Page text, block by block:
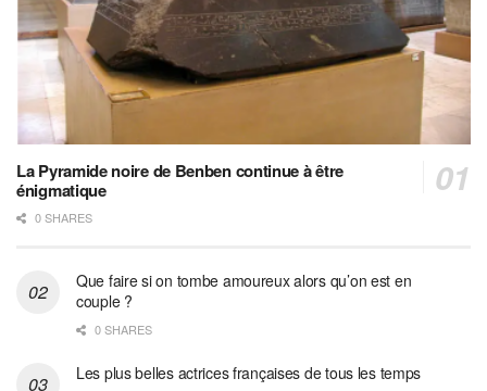
La Pyramide noire de Benben continue à être
énigmatique
0 SHARES
Que faire si on tombe amoureux alors qu’on est en
couple ?
0 SHARES
Les plus belles actrices françaises de tous les temps